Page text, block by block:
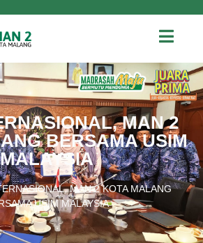
MAN 2
BERSAMA USIM
MALAYSIA
MAN 2 KOTA MALANG
USIM MALAYSIA